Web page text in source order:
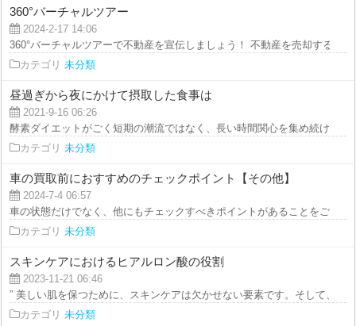
360°バーチャルツアー
2024-2-17 14:06
360°バーチャルツアーで不動産を宣伝しましょう！ 不動産を売却する際
カテゴリ 未分類
昼過ぎから夜にかけて摂取した食事は
2021-9-16 06:26
酵素ダイエットがごく短期の潮流ではなく、長い時間関心を集め続けてい
カテゴリ 未分類
車の買取前におすすめのチェックポイント【その他】
2024-7-4 06:57
車の状態だけでなく、他にもチェックすべきポイントがあることをご存知
カテゴリ 未分類
スキンケアにおけるヒアルロン酸の役割
2023-11-21 06:46
” 美しい肌を保つために、スキンケアは欠かせない要素です。そして、そ...
カテゴリ 未分類